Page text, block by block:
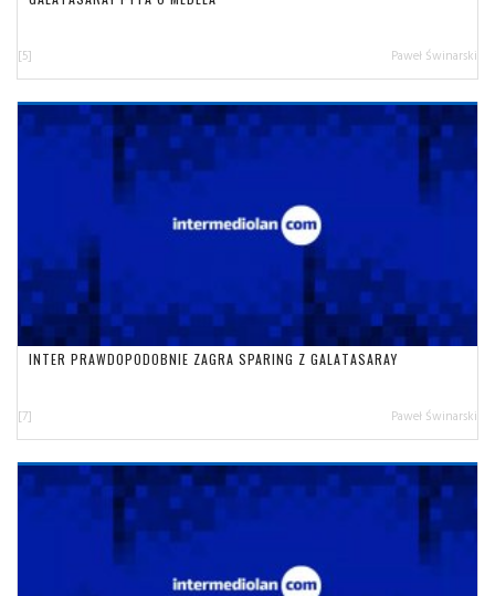
[5] Paweł Świnarski
INTER PRAWDOPODOBNIE ZAGRA SPARING Z GALATASARAY
[7] Paweł Świnarski